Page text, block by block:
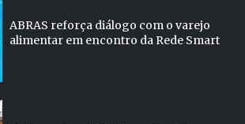
ABRAS reforça diálogo com o varejo
alimentar em encontro da Rede Smart